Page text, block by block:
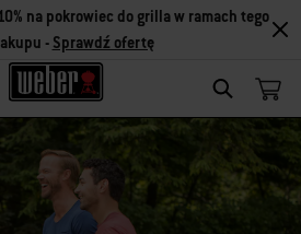
SEARCH
na pokrowiec do grilla w ramach tego
- Sprawdź ofertę